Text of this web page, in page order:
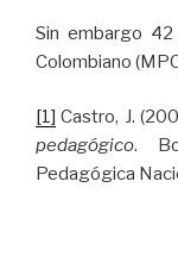
Sin embargo
Colombiano
[1] Castro, J.
pedagógico.
Pedagógica